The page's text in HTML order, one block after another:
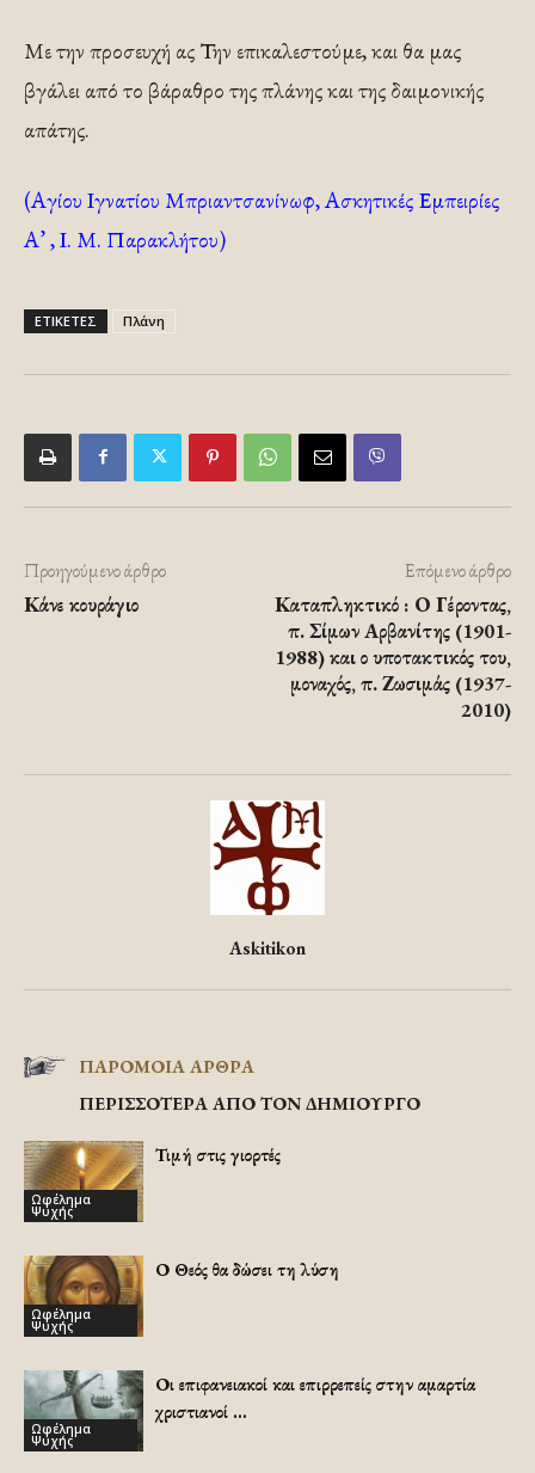
Με την προσευχή ας Την επικαλεστούμε, και θα μας
βγάλει από το βάραθρο της πλάνης και της δαιμονικής
απάτης.
(Αγίου Ιγνατίου Μπριαντσανίνωφ, Ασκητικές Εμπειρίες
Α’ , Ι. Μ. Παρακλήτου)
ΕΤΙΚΕΤΕΣ Πλάνη
Προηγούμενο άρθρο
Κάνε κουράγιο
Επόμενο άρθρο
Καταπληκτικό : Ο Γέροντας,
π. Σίμων Αρβανίτης (1901-
1988) και ο υποτακτικός του,
μοναχός, π. Ζωσιμάς (1937-
2010)
Askitikon
ΠΑΡΟΜΟΙΑ ΑΡΘΡΑ
ΠΕΡΙΣΣΟΤΕΡΑ ΑΠΟ ΤΟΝ ΔΗΜΙΟΥΡΓΟ
Ωφέλημα
Ψυχής
Τιμή στις γιορτές
Ωφέλημα
Ψυχής
Ο Θεός θα δώσει τη λύση
Ωφέλημα
Ψυχής
Οι επιφανειακοί και επιρρεπείς στην αμαρτία
χριστιανοί …